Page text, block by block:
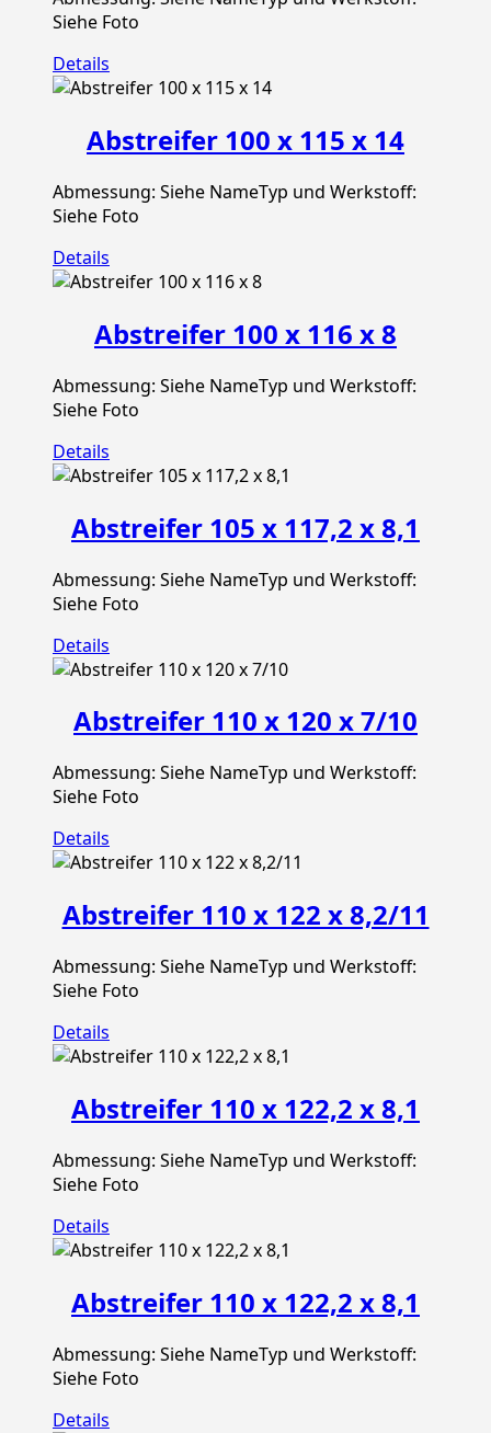
Siehe Foto
Details
Abstreifer 100 x 115 x 14
Abmessung: Siehe NameTyp und Werkstoff:
Siehe Foto
Details
Abstreifer 100 x 116 x 8
Abmessung: Siehe NameTyp und Werkstoff:
Siehe Foto
Details
Abstreifer 105 x 117,2 x 8,1
Abmessung: Siehe NameTyp und Werkstoff:
Siehe Foto
Details
Abstreifer 110 x 120 x 7/10
Abmessung: Siehe NameTyp und Werkstoff:
Siehe Foto
Details
Abstreifer 110 x 122 x 8,2/11
Abmessung: Siehe NameTyp und Werkstoff:
Siehe Foto
Details
Abstreifer 110 x 122,2 x 8,1
Abmessung: Siehe NameTyp und Werkstoff:
Siehe Foto
Details
Abstreifer 110 x 122,2 x 8,1
Abmessung: Siehe NameTyp und Werkstoff:
Siehe Foto
Details